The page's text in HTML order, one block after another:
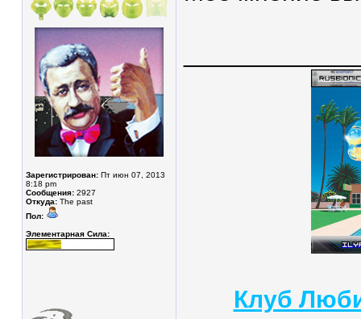
Зарегистрирован: Пт июн 07, 2013
8:18 pm
Сообщения: 2927
Откуда: The past
Пол:
Элементарная Сила:
Клуб